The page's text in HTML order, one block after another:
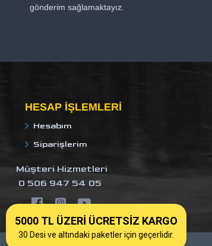
gönderim sağlamaktayız.
HESAP IŞLEMLERI
Hesabım
Siparişlerim
Müşteri Hizmetleri
0 506 947 54 05
5000 TL ÜZERİ ÜCRETSİZ KARGO
30 Desi ve altındaki paketler için geçerlidir.